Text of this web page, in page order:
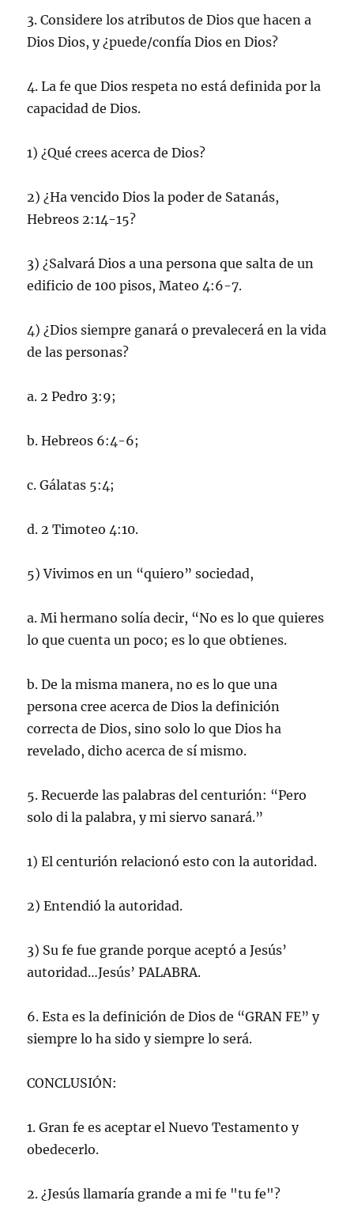
3. Considere los atributos de Dios que hacen a
Dios Dios, y ¿puede/confía Dios en Dios?
4. La fe que Dios respeta no está definida por la
capacidad de Dios.
1) ¿Qué crees acerca de Dios?
2) ¿Ha vencido Dios la poder de Satanás,
Hebreos 2:14-15?
3) ¿Salvará Dios a una persona que salta de un
edificio de 100 pisos, Mateo 4:6-7.
4) ¿Dios siempre ganará o prevalecerá en la vida
de las personas?
a. 2 Pedro 3:9;
b. Hebreos 6:4-6;
c. Gálatas 5:4;
d. 2 Timoteo 4:10.
5) Vivimos en un “quiero” sociedad,
a. Mi hermano solía decir, “No es lo que quieres
lo que cuenta un poco; es lo que obtienes.
b. De la misma manera, no es lo que una
persona cree acerca de Dios la definición
correcta de Dios, sino solo lo que Dios ha
revelado, dicho acerca de sí mismo.
5. Recuerde las palabras del centurión: “Pero
solo di la palabra, y mi siervo sanará.”
1) El centurión relacionó esto con la autoridad.
2) Entendió la autoridad.
3) Su fe fue grande porque aceptó a Jesús’
autoridad…Jesús’ PALABRA.
6. Esta es la definición de Dios de “GRAN FE” y
siempre lo ha sido y siempre lo será.
CONCLUSIÓN:
1. Gran fe es aceptar el Nuevo Testamento y
obedecerlo.
2. ¿Jesús llamaría grande a mi fe "tu fe"?